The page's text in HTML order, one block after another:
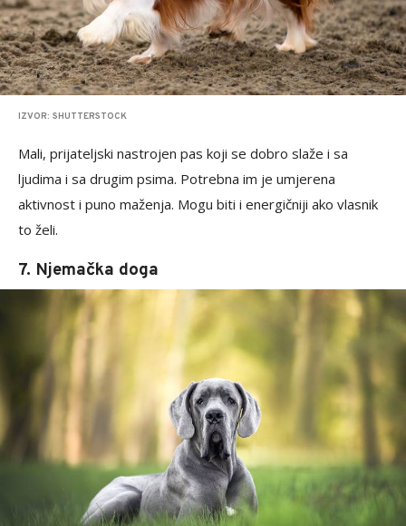
IZVOR: SHUTTERSTOCK
Mali, prijateljski nastrojen pas koji se dobro slaže i sa
ljudima i sa drugim psima. Potrebna im je umjerena
aktivnost i puno maženja. Mogu biti i energičniji ako vlasnik
to želi.
7. Njemačka doga